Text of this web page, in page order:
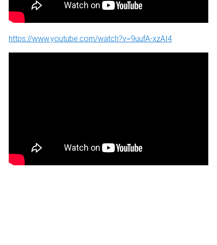
https://www.youtube.com/watch?v=9uufA-xzAI4